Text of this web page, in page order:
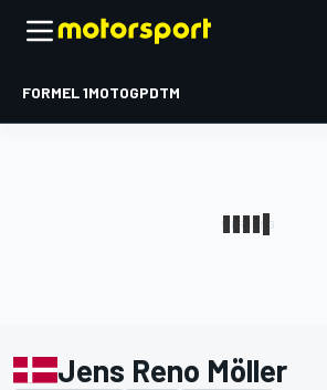
FORMEL 1MOTOGPDTM
Jens Reno Möller